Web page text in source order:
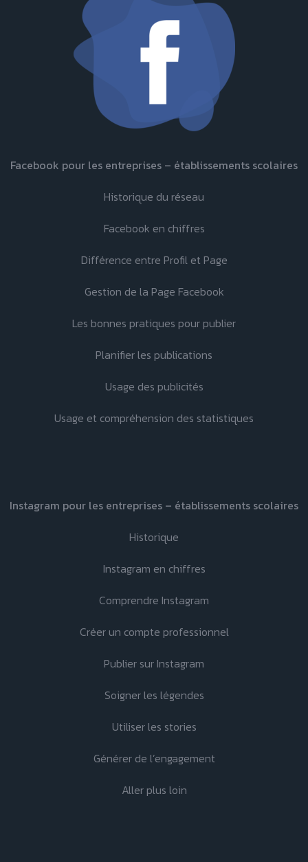
Facebook pour les entreprises – établissements scolaires
Historique du réseau
Facebook en chiffres
Différence entre Profil et Page
Gestion de la Page Facebook
Les bonnes pratiques pour publier
Planifier les publications
Usage des publicités
Usage et compréhension des statistiques
Instagram pour les entreprises – établissements scolaires
Historique
Instagram en chiffres
Comprendre Instagram
Créer un compte professionnel
Publier sur Instagram
Soigner les légendes
Utiliser les stories
Générer de l’engagement
Aller plus loin